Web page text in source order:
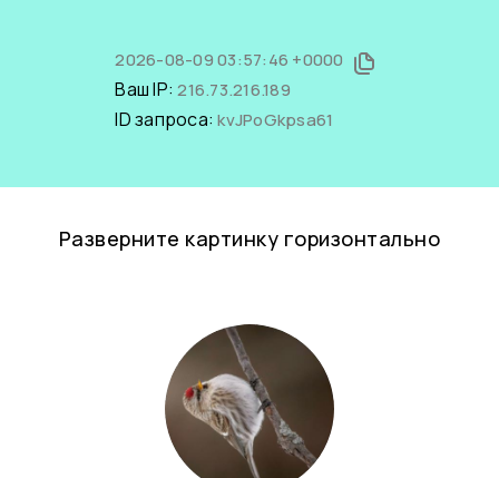
2026-08-09 03:57:46 +0000
Ваш IP:216.73.216.189
ID запроса:kvJPoGkpsa61
Разверните картинку горизонтально